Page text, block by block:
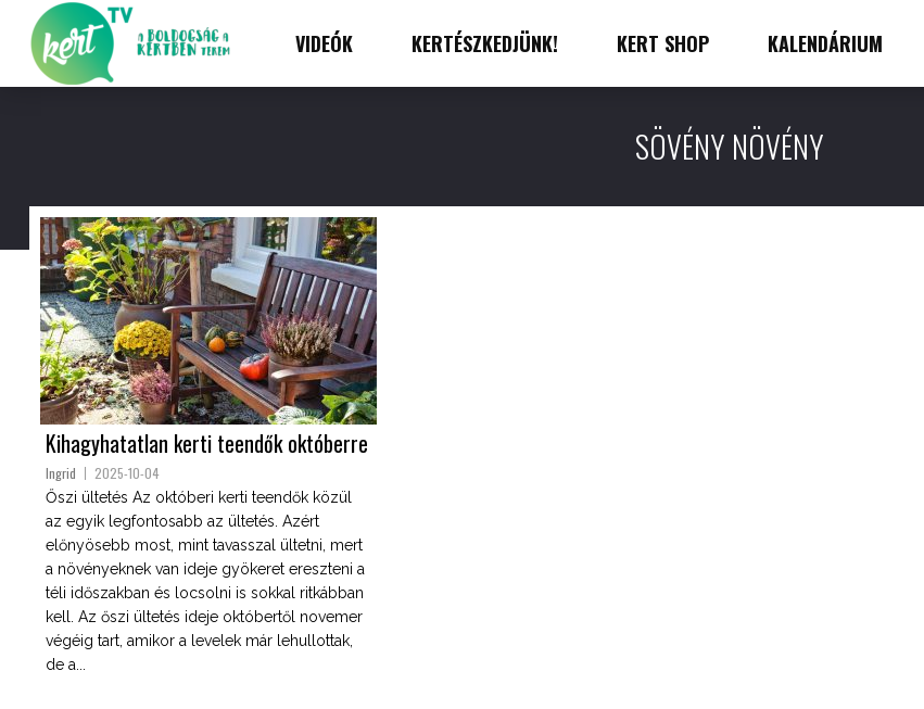
VIDEÓK KERTÉSZKEDJÜNK! KERT SHOP KALENDÁRIUM
SÖVÉNY NÖVÉNY
Kihagyhatatlan kerti teendők októberre
Ingrid 2025-10-04
Őszi ültetés Az októberi kerti teendők közül
az egyik legfontosabb az ültetés. Azért
előnyösebb most, mint tavasszal ültetni, mert
a növényeknek van ideje gyökeret ereszteni a
téli időszakban és locsolni is sokkal ritkábban
kell. Az őszi ültetés ideje októbertől novemer
végéig tart, amikor a levelek már lehullottak,
de a...